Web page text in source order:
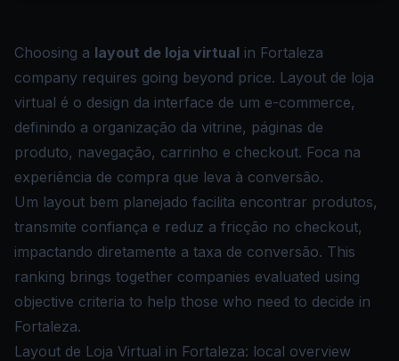
Choosing a layout de loja virtual in Fortaleza
company requires going beyond price. Layout de loja
virtual é o design da interface de um e-commerce,
definindo a organização da vitrine, páginas de
produto, navegação, carrinho e checkout. Foca na
experiência de compra que leva à conversão.
Um layout bem planejado facilita encontrar produtos,
transmite confiança e reduz a fricção no checkout,
impactando diretamente a taxa de conversão. This
ranking brings together companies evaluated using
objective criteria to help those who need to decide in
Fortaleza.
Layout de Loja Virtual in Fortaleza: local overview